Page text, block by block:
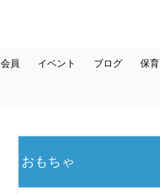
会員 イベント ブログ 保育
おもちゃ